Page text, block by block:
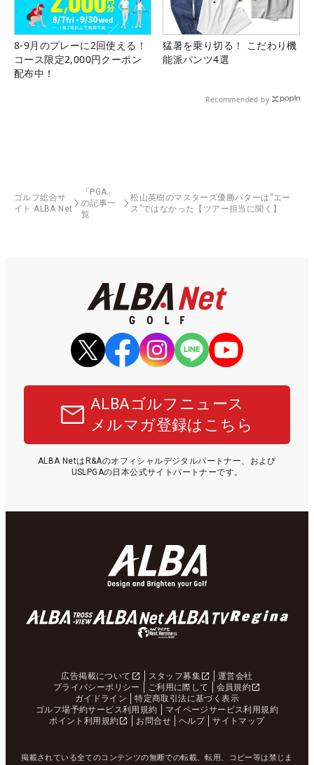
8-9月のプレーに2回使える！
コース限定2,000円クーポン
配布中！
猛暑を乗り切る！ こだわり機
能派パンツ4選
Recommended by
ゴルフ総合サ
イト ALBA Net
「PGA」
の記事一
覧
松山英樹のマスターズ優勝パターは“エー
ス”ではなかった【ツアー担当に聞く】
ALBAゴルフニュース
メルマガ登録はこちら
ALBA NetはR&Aのオフィシャルデジタルパートナー、および
USLPGAの日本公式サイトパートナーです。
広告掲載について スタッフ募集
運営会社
プライバシーポリシー
ご利用に際して
会員規約
ガイドライン
特定商取引法に基づく表示
ゴルフ場予約サービス利用規約
マイページサービス利用規約
ポイント利用規約
お問合せ ヘルプ サイトマップ
掲載されている全てのコンテンツの無断での転載、転用、コピー等は禁じま